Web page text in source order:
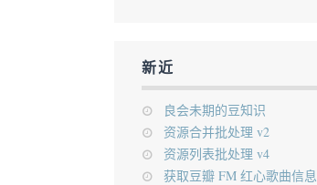
新近
良会未期的豆知识
资源合并批处理 v2
资源列表批处理 v4
获取豆瓣 FM 红心歌曲信息